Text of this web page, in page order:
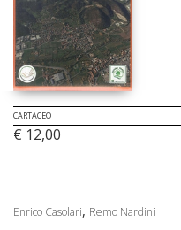
CARTACEO
€ 12,00
Enrico Casolari, Remo Nardini